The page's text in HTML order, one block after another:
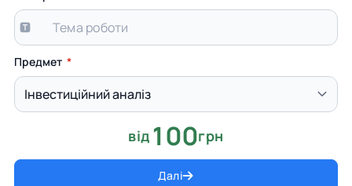
Предмет
від 100грн
Далі